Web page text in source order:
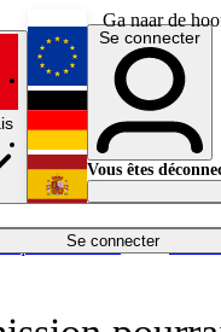
Ga naar de
Se connecter
Économie
English
Deutsch
Español
Se connecter
Vous êtes